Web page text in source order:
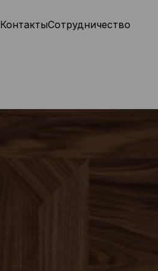
КонтактыСотрудничество